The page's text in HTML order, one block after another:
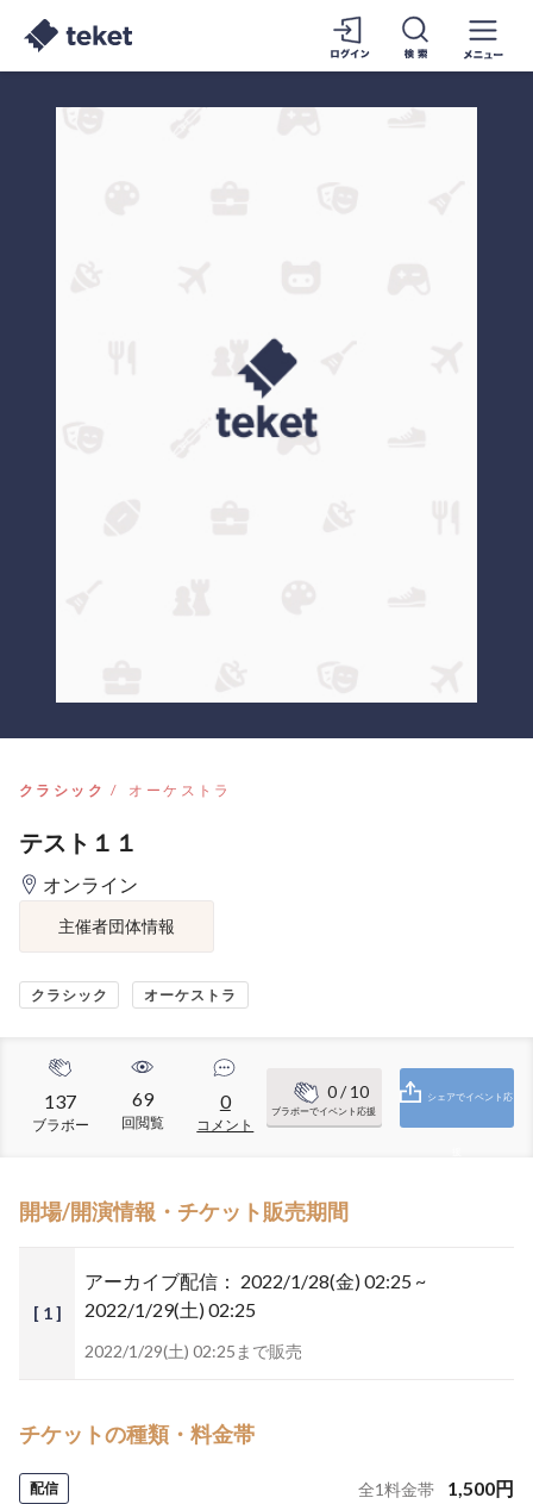
クラシック オーケストラ
テスト１１
オンライン
主催者団体情報
クラシック オーケストラ
137
ブラボー
69
回閲覧
0
コメント
0/ 10
ブラボーでイベント応援
シェアでイベント応
開場/開演情報・チケット販売期間
[ 1 ]
アーカイブ配信： 2022/1/28(金) 02:25 ~
2022/1/29(土) 02:25
2022/1/29(土) 02:25まで販売
チケットの種類・料金帯
配信 全1料金帯 1,500円